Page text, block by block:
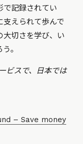
で記録されてい
支えられて歩んで
大切さを学び、い
。
ビスで、日本では
– Save money